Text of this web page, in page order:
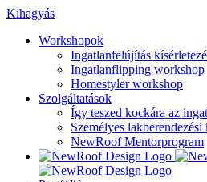
Kihagyás
Workshopok
Ingatlanfelújítás
Ingatlanflipping workshop
Homestyler workshop
Szolgáltatások
Így teszed kockára az
Személyes
NewRoof Mentorprogram